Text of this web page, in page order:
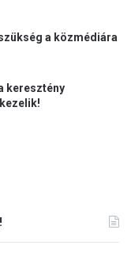
a közmédiára
keresztény